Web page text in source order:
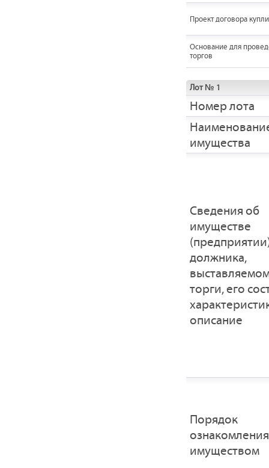
Проект договора
Основание для
торгов
Лот № 1
Номер лота
имущества
Cведения об
имуществе
должника,
торги, его
описание
Порядок
имуществом